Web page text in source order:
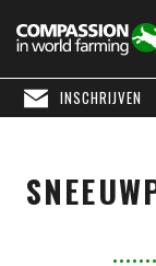
INSCHRIJVEN